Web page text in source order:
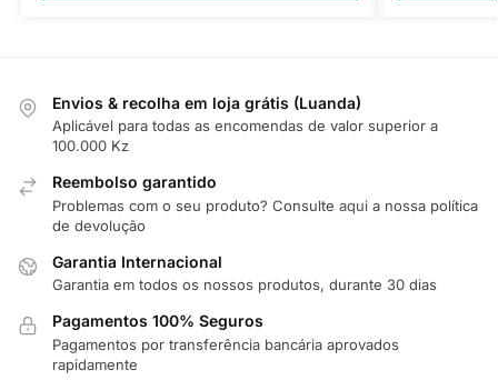
Envios & recolha em loja grátis (Luanda)
Aplicável para todas as encomendas de valor superior a
100.000 Kz
Reembolso garantido
Problemas com o seu produto? Consulte aqui a nossa política
de devolução
Garantia Internacional
Garantia em todos os nossos produtos, durante 30 dias
Pagamentos 100% Seguros
Pagamentos por transferência bancária aprovados
rapidamente